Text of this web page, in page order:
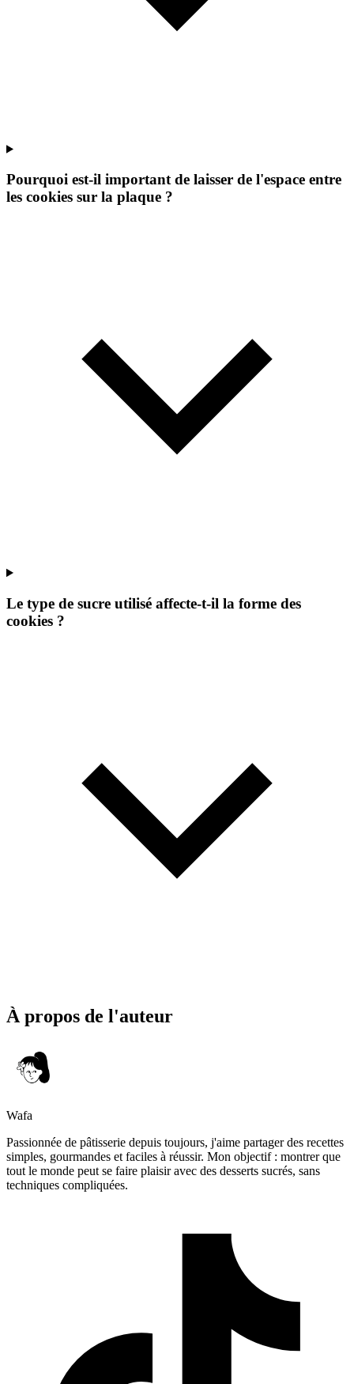
Pourquoi est-il important de laisser de l'espace entre
les cookies sur la plaque ?
Le type de sucre utilisé affecte-t-il la forme des
cookies ?
À propos de l'auteur
Wafa
Passionnée de pâtisserie depuis toujours, j'aime partager des recettes
simples, gourmandes et faciles à réussir. Mon objectif : montrer que
tout le monde peut se faire plaisir avec des desserts sucrés, sans
techniques compliquées.